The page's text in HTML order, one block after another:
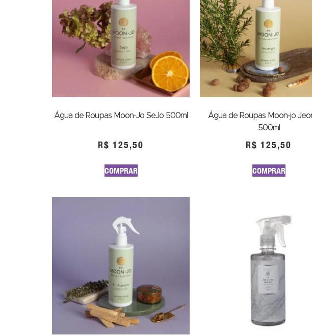
Água de Roupas Moon-Jo SeJo 500ml
R$ 125,50
COMPRAR
Água de Roupas Moon-jo
500ml
R$ 125,50
COMPRAR